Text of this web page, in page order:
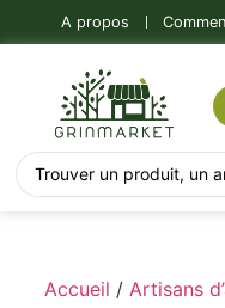
A propos
Accueil / Artisans